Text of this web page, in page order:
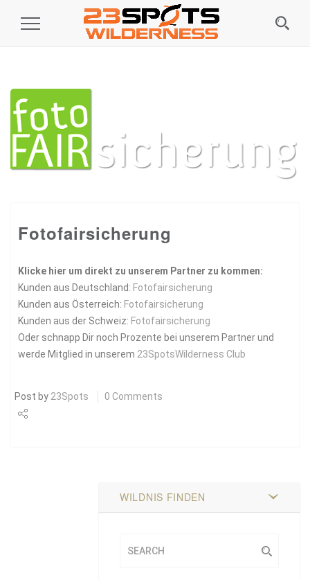
Toggle
Fotofairsicherung
Klicke hier um direkt zu unserem Partner zu kommen:
Kunden aus Deutschland: Fotofairsicherung
Kunden aus Österreich: Fotofairsicherung
Kunden aus der Schweiz: Fotofairsicherung
Oder schnapp Dir noch Prozente bei unserem Partner und
werde Mitglied in unserem 23SpotsWilderness Club
Post by 23Spots 0 Comments
WILDNIS FINDEN